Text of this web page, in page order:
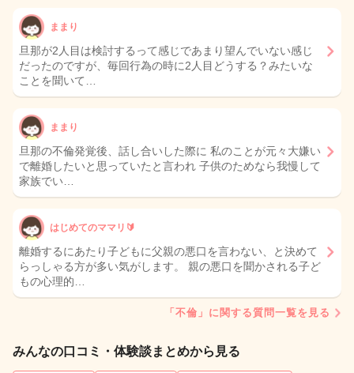
ままり
旦那が2人目は検討するって感じであまり望んでいない感じ
だったのですが、毎回行為の時に2人目どうする？みたいな
ことを聞いて…
ままり
旦那の不倫発覚後、話し合いした際に 私のことが元々大嫌い
で離婚したいと思っていたと言われ 子供のためなら我慢して
家族でい…
はじめてのママリ🔰
離婚するにあたり子どもに父親の悪口を言わない、と決めて
らっしゃる方が多い気がします。 親の悪口を聞かされる子ど
もの心理的…
「不倫」に関する質問一覧を見る
みんなの口コミ・体験談まとめから見る